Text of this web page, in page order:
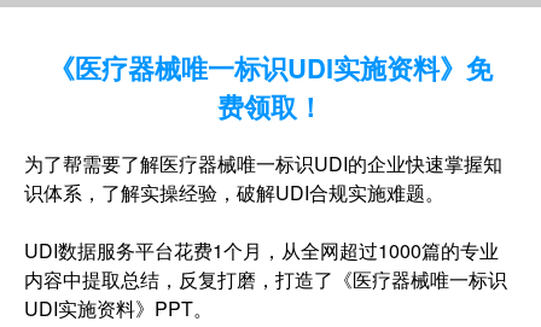
《医疗器械唯一标识UDI实施资料》免
费领取！
为了帮需要了解医疗器械唯一标识UDI的企业快速掌握知
识体系，了解实操经验，破解UDI合规实施难题。
UDI数据服务平台花费1个月，从全网超过1000篇的专业
内容中提取总结，反复打磨，打造了《医疗器械唯一标识
UDI实施资料》PPT。